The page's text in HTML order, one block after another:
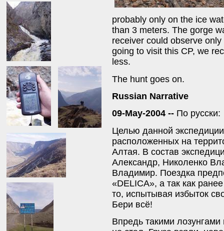
probably only on the ice
than 3 meters. The gorge
receiver could observe
going to visit this CP, we
less.
The hunt goes on.
Russian Narrative
09-May-2004 -- По русски:
Целью данной
расположенных на
Алтая. В состав
Александр, Николенко
Владимир. Поездка
«DELICA», а так как
то, испытывая избыток
Бери всё!
Впредь такими